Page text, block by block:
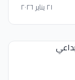
٢١ يناير ٢٠٢٦